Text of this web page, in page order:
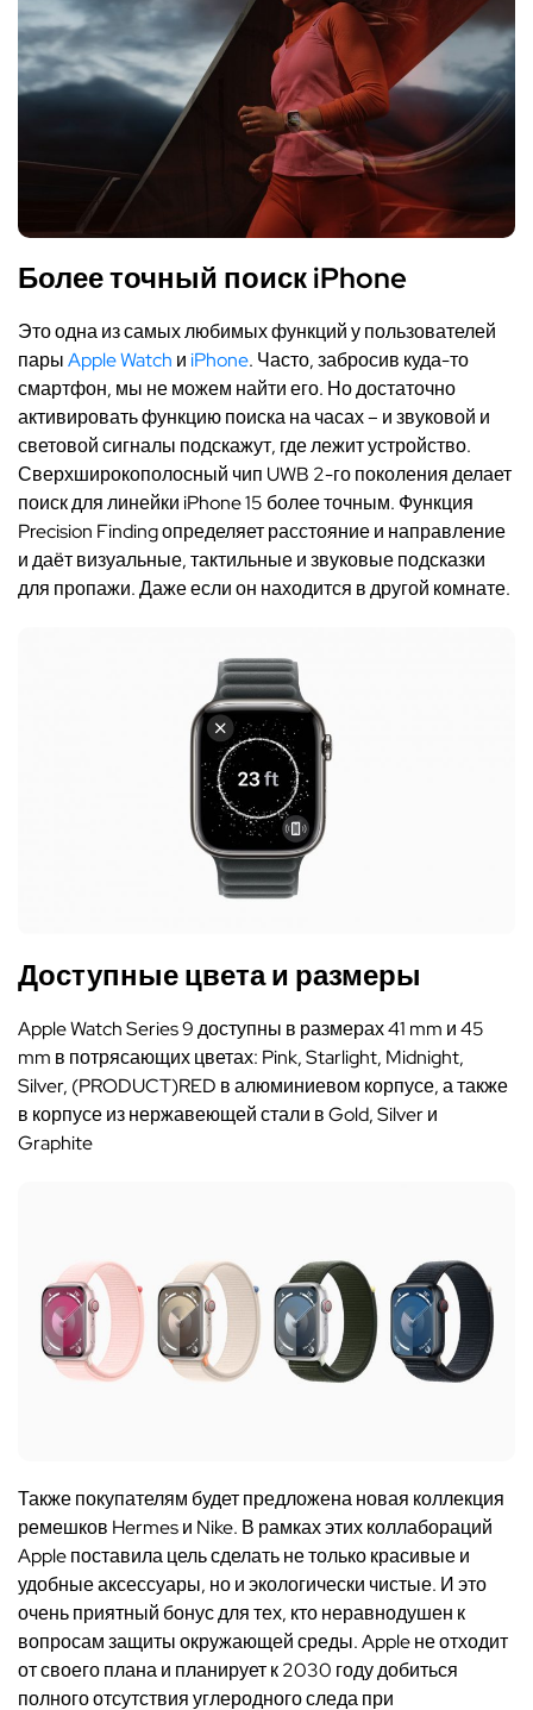
Более точный поискiPhone
Это одна из самых любимых функций у пользователей
парыApple Watch иiPhone. Часто, забросив куда-то
смартфон, мы не можем найти его. Но достаточно
активировать функцию поиска на часах – и звуковой и
световой сигналы подскажут, где лежит устройство.
Сверхширокополосный чип UWB 2-го поколения делает
поиск для линейки iPhone 15 более точным. Функция
Precision Finding определяет расстояние и направление
и даёт визуальные, тактильные и звуковые подсказки
для пропажи. Даже если он находится в другой комнате.
Доступные цвета и размеры
Apple Watch Series 9 доступны в размерах 41 mm и 45
mm в потрясающих цветах: Pink, Starlight, Midnight,
Silver, (PRODUCT)RED в алюминиевом корпусе, а также
в корпусе из нержавеющей стали в Gold, Silver и
Graphite
Также покупателям будет предложена новая коллекция
ремешков Hermes и Nike. В рамках этих коллабораций
Apple поставила цель сделать не только красивые и
удобные аксессуары, но и экологически чистые. И это
очень приятный бонус для тех, кто неравнодушен к
вопросам защиты окружающей среды. Apple не отходит
от своего плана и планирует к 2030 году добиться
полного отсутствия углеродного следа при